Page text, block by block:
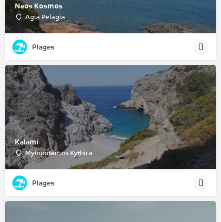
Neos Kosmos
Agia Pelagia
Plages
Kalami
Mylopotamos Kythira
Plages